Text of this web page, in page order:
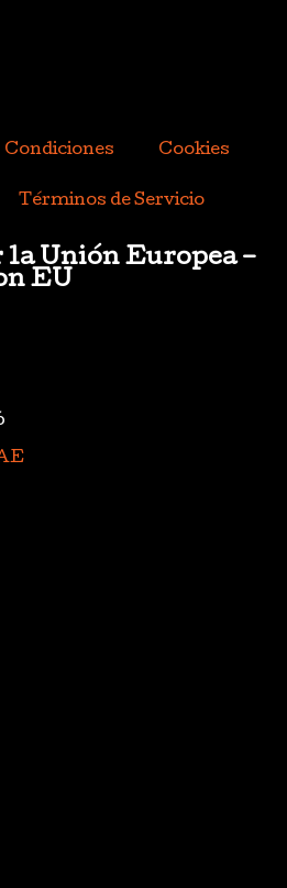
Condiciones Cookies
Términos de Servicio
Unión Europea –
EU